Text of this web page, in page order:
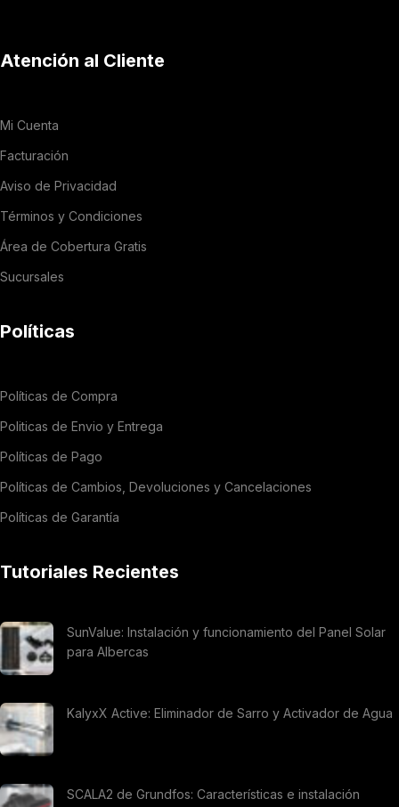
Atención al Cliente
Mi Cuenta
Facturación
Aviso de Privacidad
Términos y Condiciones
Área de Cobertura Gratis
Sucursales
Políticas
Políticas de Compra
Politicas de Envio y Entrega
Políticas de Pago
Políticas de Cambios, Devoluciones y Cancelaciones
Políticas de Garantía
Tutoriales Recientes
SunValue: Instalación y funcionamiento del Panel Solar
para Albercas
KalyxX Active: Eliminador de Sarro y Activador de Agua
SCALA2 de Grundfos: Características e instalación